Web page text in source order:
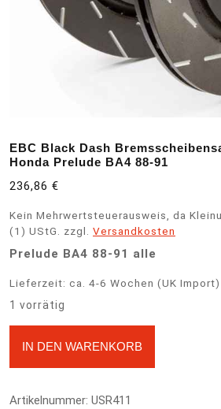
EBC Black Dash
Honda Prelude BA4 88-91
236,86 €
Kein Mehrwertsteuerausweis, da
(1) UStG. zzgl. Versandkosten
Prelude BA4 88-91 alle
Lieferzeit: ca. 4-6 Wochen (UK Import)
1 vorrätig
Prelude BA4 88-91 Menge
IN DEN WARENKORB
Artikelnummer: USR411